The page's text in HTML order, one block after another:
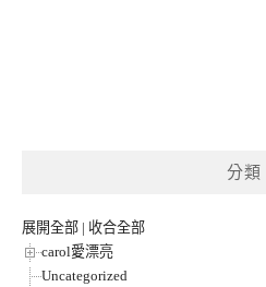
分類
展開全部 | 收合全部
carol愛漂亮
Uncategorized